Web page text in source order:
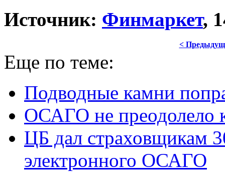
Источник: Финмаркет,
<
Еще по теме:
Подводные камни
ОСАГО не преодолело
ЦБ дал страховщикам
электронного ОСАГО